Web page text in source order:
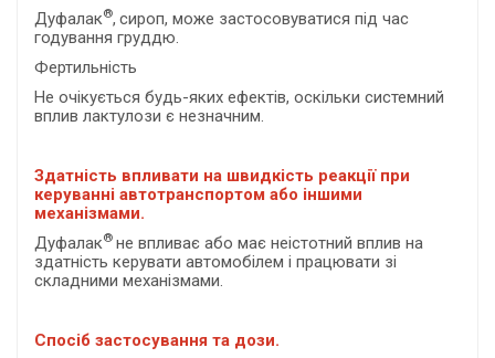
Дуфалак®, сироп, може застосовуватися під час
годування груддю.
Фертильність
Не очікується будь-яких ефектів, оскільки системний
вплив лактулози є незначним.
Здатність впливати на швидкість реакції при
керуванні автотранспортом або іншими
механізмами.
Дуфалак® не впливає або має неістотний вплив на
здатність керувати автомобілем і працювати зі
складними механізмами.
Спосіб застосування та дози.